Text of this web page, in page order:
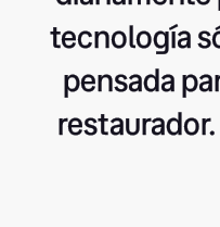
tecnologías
pensadapa
restaurador.